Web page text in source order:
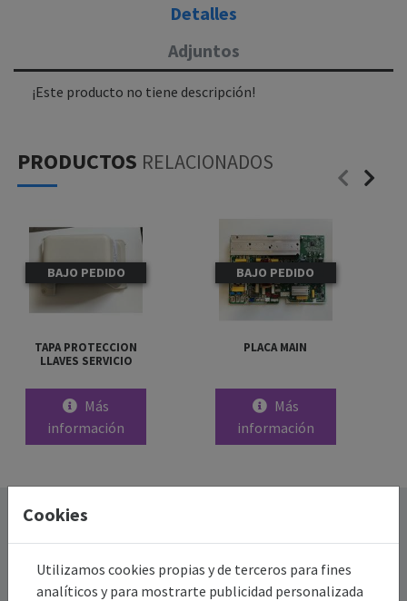
Detalles
Adjuntos
¡Este producto no tiene descripción!
PRODUCTOS RELACIONADOS
BAJO PEDIDO
TAPA PROTECCION
LLAVES SERVICIO
Más
información
BAJO PEDIDO
PLACA MAIN
Más
información
Destacado
Información
Cookies
Utilizamos cookies propias y de terceros para fines
analíticos y para mostrarte publicidad personalizada